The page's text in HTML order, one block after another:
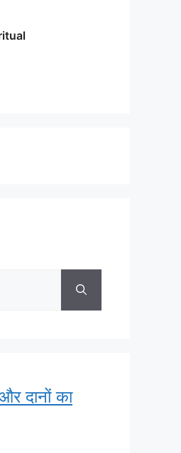
दानों का